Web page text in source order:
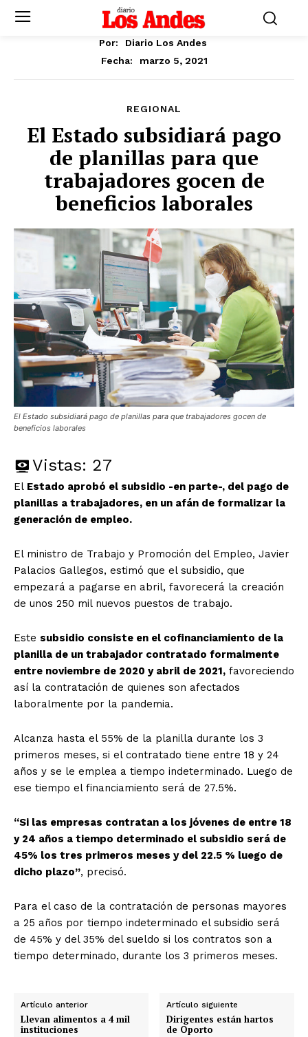
Por:
Diario Los Andes
Fecha:
marzo 5, 2021
REGIONAL
El Estado subsidiará pago
de planillas para que
trabajadores gocen de
beneficios laborales
El Estado subsidiará pago de planillas para que trabajadores gocen de
beneficios laborales
Vistas: 27
El Estado aprobó el subsidio -en parte-, del pago de
planillas a trabajadores, en un afán de formalizar la
generación de empleo.
El ministro de Trabajo y Promoción del Empleo, Javier
Palacios Gallegos, estimó que el subsidio, que
empezará a pagarse en abril, favorecerá la creación
de unos 250 mil nuevos puestos de trabajo.
Este subsidio consiste en el cofinanciamiento de la
planilla de un trabajador contratado formalmente
entre noviembre de 2020 y abril de 2021, favoreciendo
así la contratación de quienes son afectados
laboralmente por la pandemia.
Alcanza hasta el 55% de la planilla durante los 3
primeros meses, si el contratado tiene entre 18 y 24
años y se le emplea a tiempo indeterminado. Luego de
ese tiempo el financiamiento será de 27.5%.
“Si las empresas contratan a los jóvenes de entre 18
y 24 años a tiempo determinado el subsidio será de
45% los tres primeros meses y del 22.5 % luego de
dicho plazo”, precisó.
Para el caso de la contratación de personas mayores
a 25 años por tiempo indeterminado el subsidio será
de 45% y del 35% del sueldo si los contratos son a
tiempo determinado, durante los 3 primeros meses.
Artículo anterior
Llevan alimentos a 4 mil
instituciones
Artículo siguiente
Dirigentes están hartos
de Oporto